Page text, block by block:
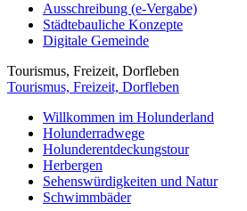
Ausschreibung (e-Vergabe)
Städtebauliche Konzepte
Digitale Gemeinde
Tourismus, Freizeit, Dorfleben
Tourismus, Freizeit, Dorfleben
Willkommen im Holunderland
Holunderradwege
Holunderentdeckungstour
Herbergen
Sehenswürdigkeiten und Natur
Schwimmbäder